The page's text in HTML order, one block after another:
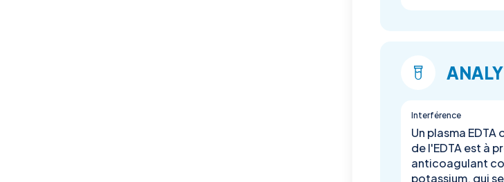
Interférence
Un plasma
de l'EDTA est à
anticoagulant
potassium, qui